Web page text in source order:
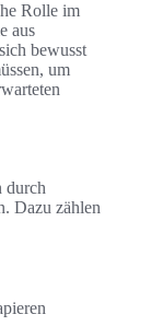
Rolle im
aus
bewusst
um
durch
Dazu zählen